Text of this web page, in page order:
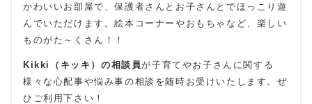
かわいいお部屋で、保護者さんとお子さんとでほっこり遊
んでいただけます。絵本コーナーやおもちゃなど、楽しい
ものがた～くさん！！
K ikki（キッキ）の相談員が子育てやお子さんに関する
様々な心配事や悩み事の相談を随時お受けいたします。ぜ
ひご利用下さい！